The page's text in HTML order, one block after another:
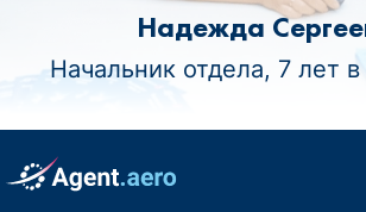
Надежда
Начальник отдела, 7 лет